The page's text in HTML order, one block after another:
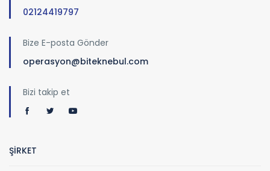
02124419797
Bize E-posta Gönder
operasyon@biteknebul.com
Bizi takip et
ŞİRKET